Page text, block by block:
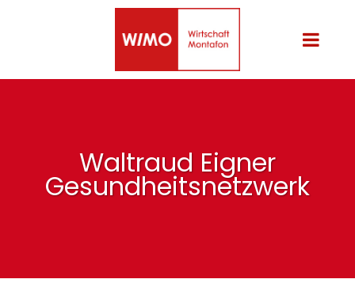
Waltraud Eigner
Gesundheitsnetzwerk